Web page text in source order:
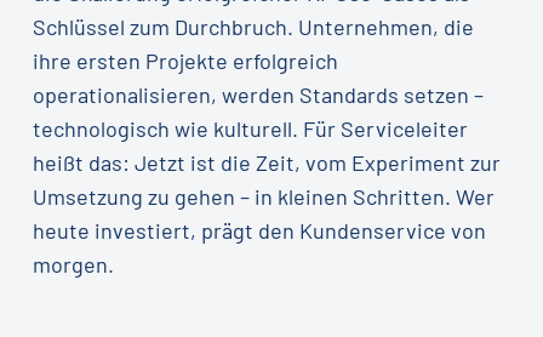
Schlüssel zum Durchbruch. Unternehmen, die
ihre ersten Projekte erfolgreich
operationalisieren, werden Standards setzen –
technologisch wie kulturell. Für Serviceleiter
heißt das: Jetzt ist die Zeit, vom Experiment zur
Umsetzung zu gehen – in kleinen Schritten. Wer
heute investiert, prägt den Kundenservice von
morgen.